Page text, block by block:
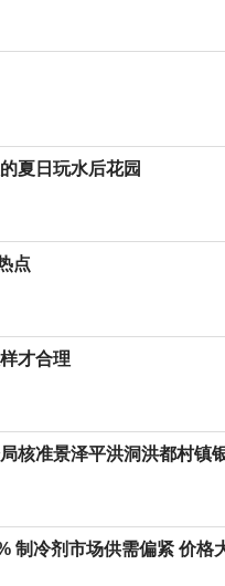
夏日玩水后花园
点
才合理
核准景泽平洪洞洪都村镇
制冷剂市场供需偏紧 价格